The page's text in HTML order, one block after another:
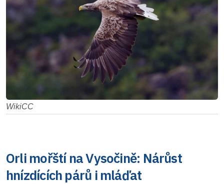
WikiCC
Orli mořští na Vysočině: Nárůst
hnízdících párů i mláďat